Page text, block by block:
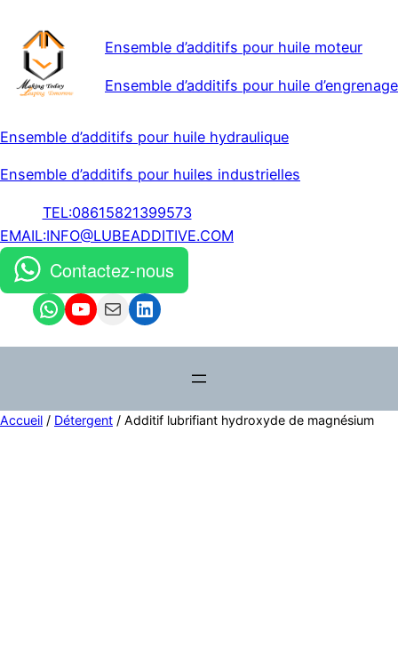
Ensemble d’additifs pour huile moteur
Ensemble d’additifs pour huile d’engrenage
Ensemble d’additifs pour huile hydraulique
Ensemble d’additifs pour huiles industrielles
TEL:08615821399573
EMAIL:INFO@LUBEADDITIVE.COM
Contactez-nous
WhatsApp
YouTube
MailLinkedIn
Accueil / Détergent / Additif lubrifiant hydroxyde de magnésium